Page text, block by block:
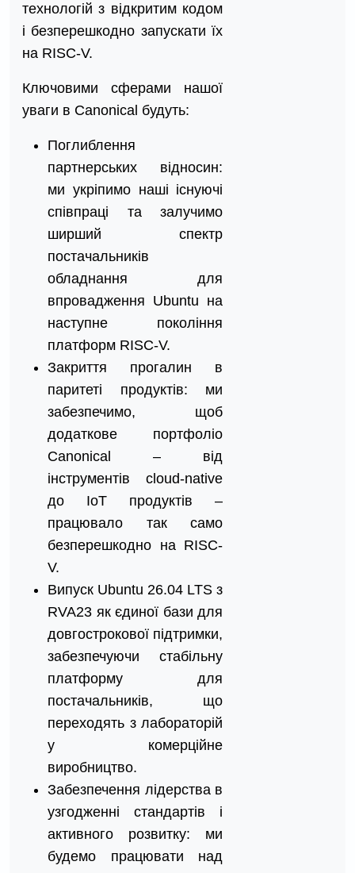
технологій з відкритим кодом
і безперешкодно запускати їх
на RISC-V.
Ключовими сферами нашої
уваги в Canonical будуть:
Поглиблення
партнерських відносин:
ми укріпимо наші існуючі
співпраці та залучимо
ширший спектр
постачальників
обладнання для
впровадження Ubuntu на
наступне покоління
платформ RISC-V.
Закриття прогалин в
паритеті продуктів: ми
забезпечимо, щоб
додаткове портфоліо
Canonical – від
інструментів cloud-native
до IoT продуктів –
працювало так само
безперешкодно на RISC-
V.
Випуск Ubuntu 26.04 LTS з
RVA23 як єдиної бази для
довгострокової підтримки,
забезпечуючи стабільну
платформу для
постачальників, що
переходять з лабораторій
у комерційне
виробництво.
Забезпечення лідерства в
узгодженні стандартів і
активного розвитку: ми
будемо працювати над